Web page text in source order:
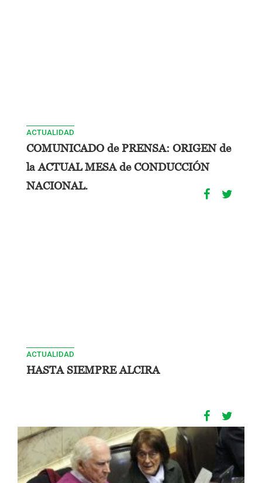
ACTUALIDAD
COMUNICADO de PRENSA: ORIGEN de
la ACTUAL MESA de CONDUCCIÓN
NACIONAL.
ACTUALIDAD
HASTA SIEMPRE ALCIRA